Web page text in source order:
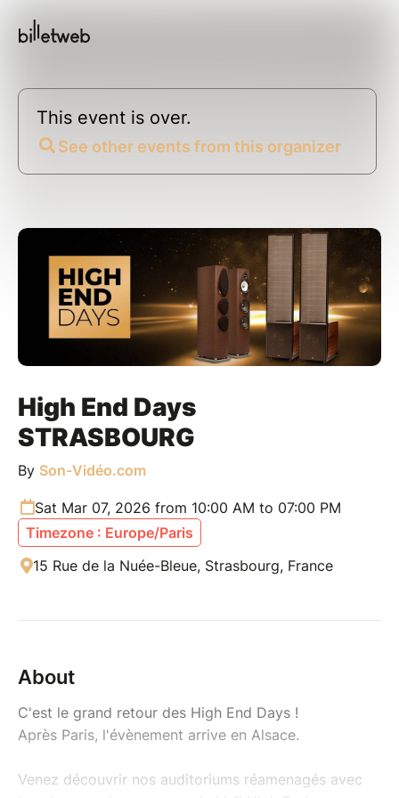
This event is over.
See other events from this organizer
High End Days
STRASBOURG
By Son-Vidéo.com
Sat Mar 07, 2026 from 10:00 AM to 07:00 PM
Timezone : Europe/Paris
15 Rue de la Nuée-Bleue, Strasbourg, France
About
C'est le grand retour des High End Days !
Après Paris, l'évènement arrive en Alsace.
Venez découvrir nos auditoriums réamenagés avec